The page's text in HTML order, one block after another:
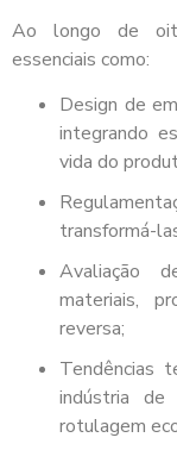
Ao longo de
essenciais como:
Design de
integrando
vida do
transformá-
Avaliação
materiais,
reversa;
Tendências
indústria de
rotulagem